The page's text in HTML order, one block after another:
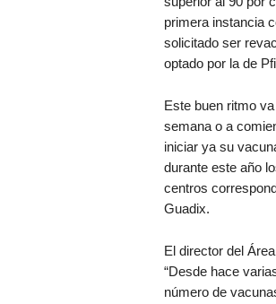
primera instancia
solicitado ser
optado por la de
Este buen ritmo
semana o a
iniciar ya su
durante este año
centros
Guadix.
El director del
“Desde hace
número de